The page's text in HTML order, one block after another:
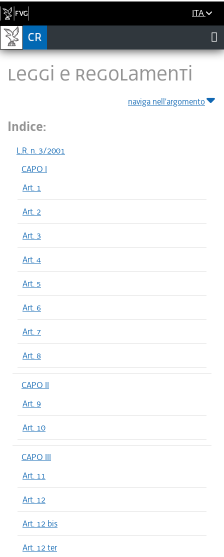
ITA
LEGGI E REGOLAMENTI
naviga nell'argomento
Indice:
L.R. n. 3/2001
CAPO I
Art. 1
Art. 2
Art. 3
Art. 4
Art. 5
Art. 6
Art. 7
Art. 8
CAPO II
Art. 9
Art. 10
CAPO III
Art. 11
Art. 12
Art. 12 bis
Art. 12 ter